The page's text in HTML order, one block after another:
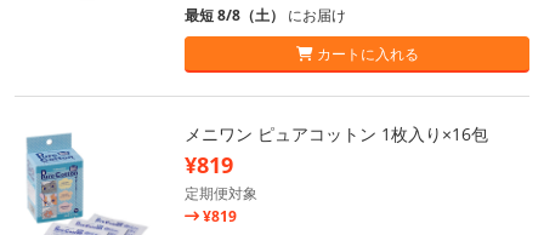
最短 8/8（土） にお届け
カートに入れる
メニワン ピュアコットン 1枚入り×16包
¥819
定期便対象
¥819